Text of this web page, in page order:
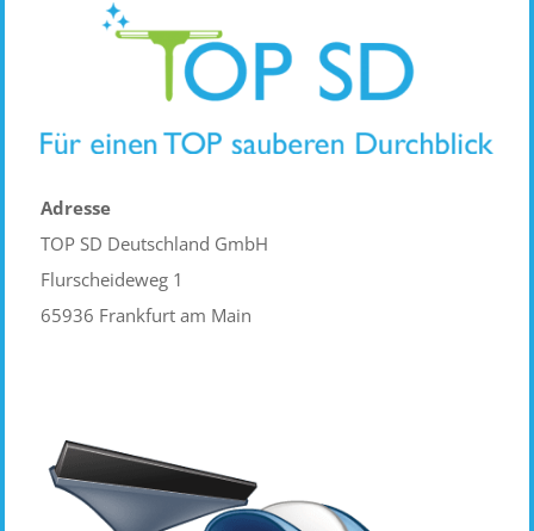
Adresse
TOP SD Deutschland GmbH
Flurscheideweg 1
65936 Frankfurt am Main